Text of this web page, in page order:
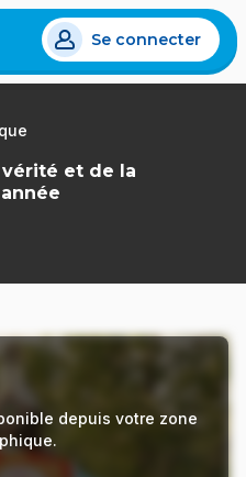
Se connecter
et de la
depuis votre zone